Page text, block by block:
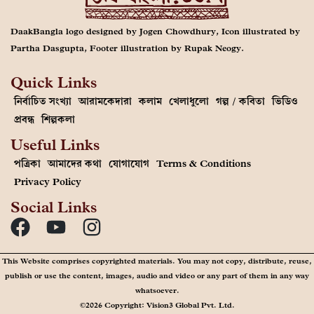
DaakBangla logo designed by Jogen Chowdhury, Icon illustrated by
Partha Dasgupta, Footer illustration by Rupak Neogy.
Quick Links
নির্বাচিত সংখ্যা আরামকেদারা কলাম খেলাধুলো গল্প / কবিতা ভিডিও
প্রবন্ধ শিল্পকলা
Useful Links
পত্রিকা আমাদের কথা যোগাযোগ Terms & Conditions
Privacy Policy
Social Links
This Website comprises copyrighted materials. You may not copy, distribute, reuse,
publish or use the content, images, audio and video or any part of them in any way
whatsoever.
©2026 Copyright: Vision3 Global Pvt. Ltd.